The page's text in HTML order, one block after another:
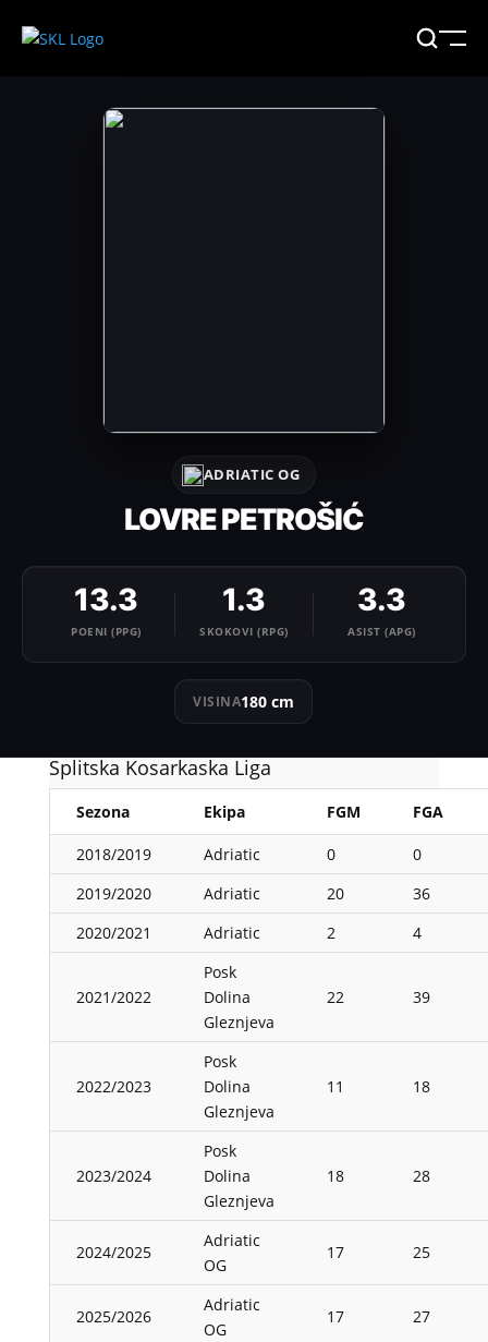
ADRIATIC OG
LOVRE PETROŠIĆ
13.3
POENI (PPG)
1.3
SKOKOVI (RPG)
3.3
ASIST (APG)
VISINA180 cm
Splitska Kosarkaska Liga
Sezona Ekipa FGM FGA
2018/2019 Adriatic 0
0
2019/2020
Adriatic 20
36
2020/2021
Adriatic 2 4
2021/2022
Posk
Dolina
Gleznjeva
22 39
2022/2023
Posk
Dolina
Gleznjeva
11 18
2023/2024
Posk
Dolina
Gleznjeva
18 28
2024/2025
Adriatic
OG
17 25
2025/2026
Adriatic
OG
17 27